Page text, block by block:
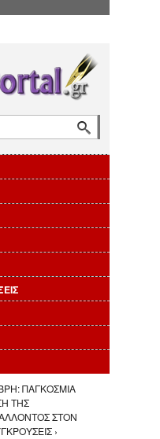
ΠΑΓΚΟΣΜΙΑ
ΤΗΣ
ΣΤΟΝ
›